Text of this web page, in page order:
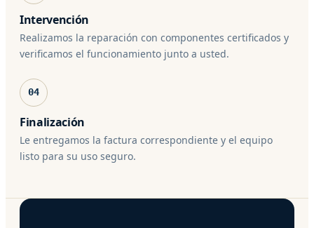
Intervención
Realizamos la reparación con componentes certificados y
verificamos el funcionamiento junto a usted.
04
Finalización
Le entregamos la factura correspondiente y el equipo
listo para su uso seguro.